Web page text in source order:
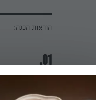
הוראות הכנה:
01.
טוחנים את כל